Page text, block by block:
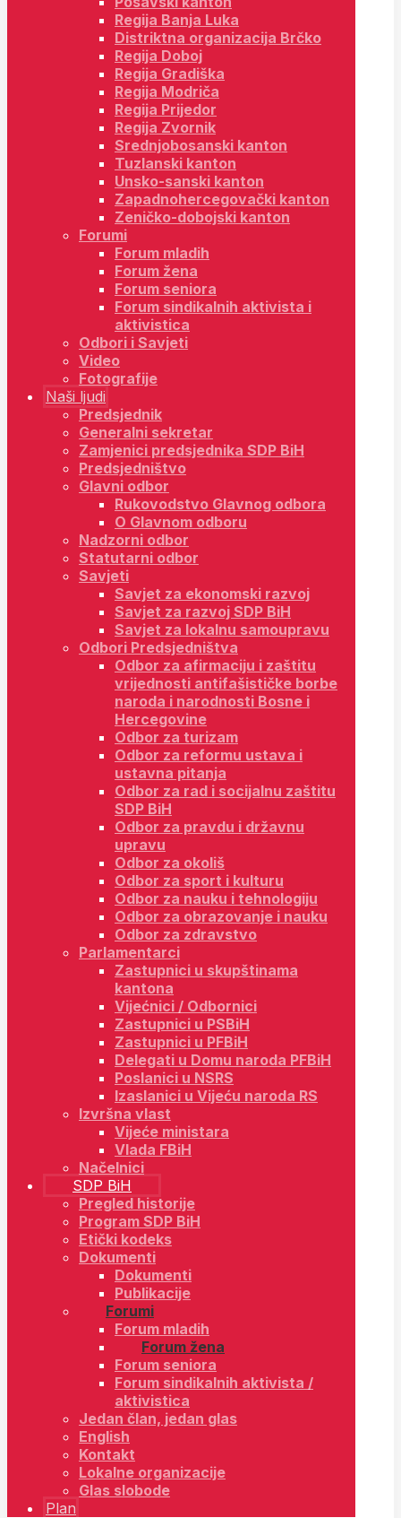
Regija Banja Luka
Distriktna organizacija Brčko
Regija Doboj
Regija Gradiška
Regija Modriča
Regija Prijedor
Regija Zvornik
Srednjobosanski kanton
Tuzlanski kanton
Unsko-sanski kanton
Zapadnohercegovački kanton
Zeničko-dobojski kanton
Forumi
Forum mladih
Forum žena
Forum seniora
Forum sindikalnih aktivista i
aktivistica
Odbori i Savjeti
Video
Fotografije
Naši ljudi
Predsjednik
Generalni sekretar
Zamjenici predsjednika SDP BiH
Predsjedništvo
Glavni odbor
Rukovodstvo Glavnog odbora
O Glavnom odboru
Nadzorni odbor
Statutarni odbor
Savjeti
Savjet za ekonomski razvoj
Savjet za razvoj SDP BiH
Savjet za lokalnu samoupravu
Odbori Predsjedništva
Odbor za afirmaciju i zaštitu
vrijednosti antifašističke borbe
naroda i narodnosti Bosne i
Hercegovine
Odbor za turizam
Odbor za reformu ustava i
ustavna pitanja
Odbor za rad i socijalnu zaštitu
SDP BiH
Odbor za pravdu i državnu
upravu
Odbor za okoliš
Odbor za sport i kulturu
Odbor za nauku i tehnologiju
Odbor za obrazovanje i nauku
Odbor za zdravstvo
Parlamentarci
Zastupnici u skupštinama
kantona
Vijećnici / Odbornici
Zastupnici u PSBiH
Zastupnici u PFBiH
Delegati u Domu naroda PFBiH
Poslanici u NSRS
Izaslanici u Vijeću naroda RS
Izvršna vlast
Vijeće ministara
Vlada FBiH
Načelnici
SDP BiH
Pregled historije
Program SDP BiH
Etički kodeks
Dokumenti
Dokumenti
Publikacije
Forumi
Forum mladih
Forum žena
Forum seniora
Forum sindikalnih aktivista /
aktivistica
Jedan član, jedan glas
English
Kontakt
Lokalne organizacije
Glas slobode
Plan